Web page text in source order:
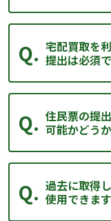
宅配買取を
提出は必須
住民票の提
可能かどう
過去に取得
使用できま